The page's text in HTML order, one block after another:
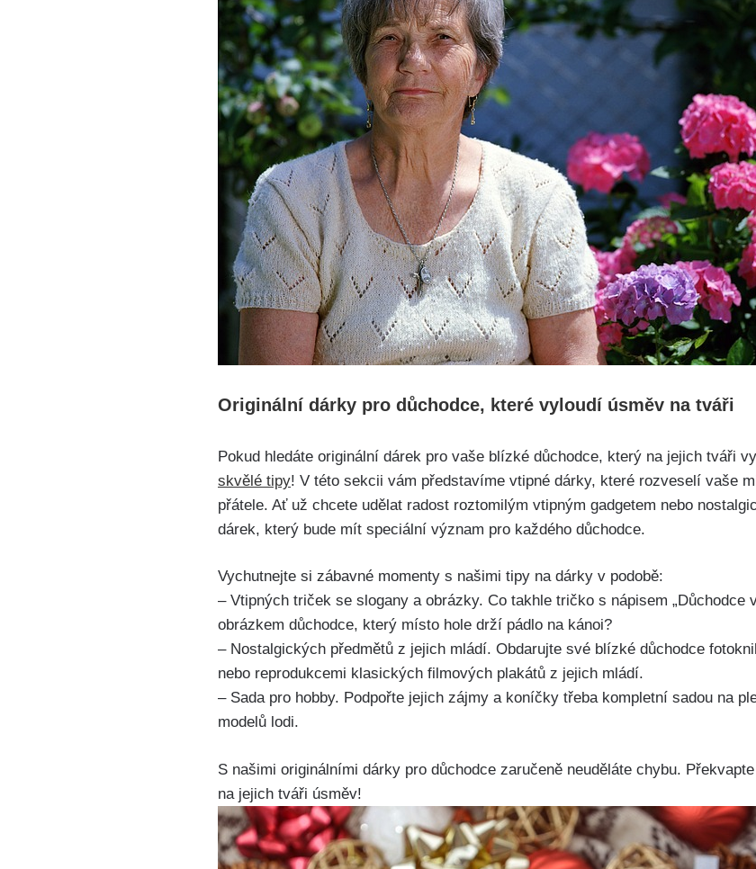
Originální dárky pro důchodce, které vyloudí úsměv na tváři
Pokud hledáte originální dárek pro vaše blízké důchodce, který na jejich tváři
skvělé tipy! V této sekcii vám představíme vtipné dárky, které rozveselí vaše
přátele. Ať už chcete udělat radost roztomilým vtipným gadgetem nebo
dárek, který bude mít speciální význam pro každého důchodce.
Vychutnejte si zábavné momenty s našimi tipy na dárky v podobě:
– Vtipných triček se slogany a obrázky. Co takhle tričko s nápisem „Důchodce
obrázkem důchodce, který místo hole drží pádlo na kánoi?
– Nostalgických předmětů z jejich mládí. Obdarujte své blízké důchodce
nebo reprodukcemi klasických filmových plakátů z jejich mládí.
– Sada pro hobby. Podpořte jejich zájmy a koníčky třeba kompletní sadou na
modelů lodi.
S našimi originálními dárky pro důchodce zaručeně neuděláte chybu.
na jejich tváři úsměv!